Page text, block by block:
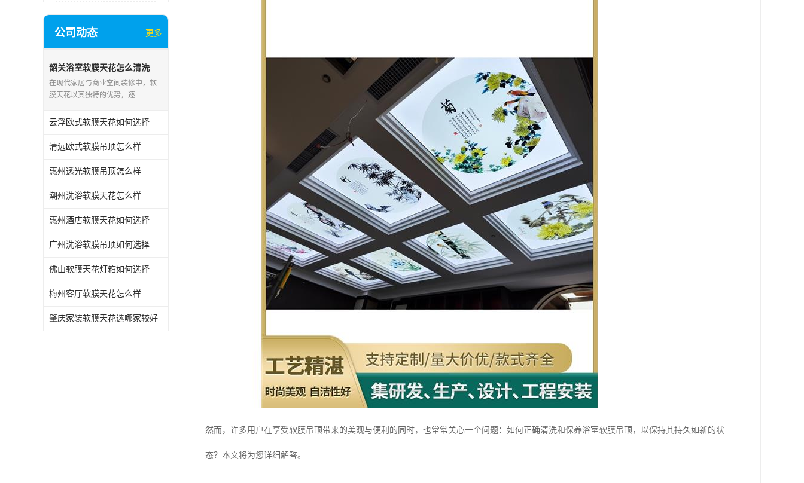
公司动态 更多
韶关浴室软膜天花怎么清洗
在现代家居与商业空间装修中，软
膜天花以其独特的优势，逐..
云浮欧式软膜天花如何选择
清远欧式软膜吊顶怎么样
惠州透光软膜吊顶怎么样
潮州洗浴软膜天花怎么样
惠州酒店软膜天花如何选择
广州洗浴软膜吊顶如何选择
佛山软膜天花灯箱如何选择
梅州客厅软膜天花怎么样
肇庆家装软膜天花选哪家较好
然而，许多用户在享受软膜吊顶带来的美观与便利的同时，也常常关心一个问题：如何正确清洗和保养浴室软膜吊顶，以保持其持久如新的状
态？本文将为您详细解答。